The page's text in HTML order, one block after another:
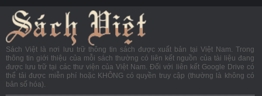
Sách Việt là nơi lưu trữ thông tin sách được xuất bản tại Việt Nam. Trong
thông tin giới thiệu của mỗi sách thường có liên kết nguồn của tài liệu đang
được lưu trữ tại các thư viện của Việt Nam. Đối với liên kết Google Drive có
thể tải được miễn phí hoặc KHÔNG có quyền truy cập (thường là không có
bản số hóa).